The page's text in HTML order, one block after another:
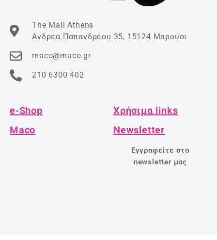
The Mall Athens
Ανδρέα Παπανδρέου 35, 15124 Μαρούσι
maco@maco.gr
210 6300 402
e-Shop
Χρήσιμα links
Maco
Newsletter
Εγγραφείτε στο
newsletter μας